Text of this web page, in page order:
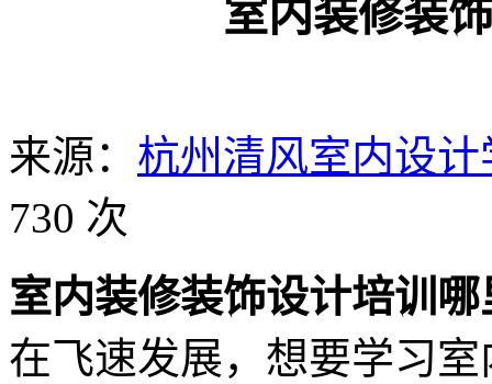
室内装修装
来源： 杭州清风室内设计
730 次
室内装修装饰设计培训哪
在飞速发展，想要学习